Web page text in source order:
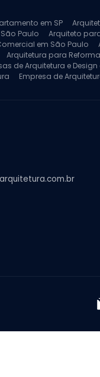
em SP
Paulo
Arquiteto
em São Paulo
Arquitetura para
de Arquitetura e Design
Empresa de